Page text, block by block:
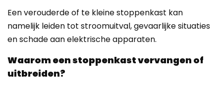
Een verouderde of te kleine stoppenkast kan
namelijk leiden tot stroomuitval, gevaarlijke situaties
en schade aan elektrische apparaten.
Waarom een stoppenkast vervangen of
uitbreiden?